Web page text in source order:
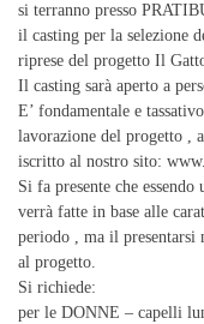
si terranno presso
il casting per la selezione
riprese del progetto Il
Il casting sarà aperto a
E’ fondamentale e
lavorazione del progetto ,
iscritto al nostro sito:
Si fa presente che
verrà fatte in base alle
periodo , ma il presentarsi
al progetto.
Si richiede:
per le DONNE – capelli